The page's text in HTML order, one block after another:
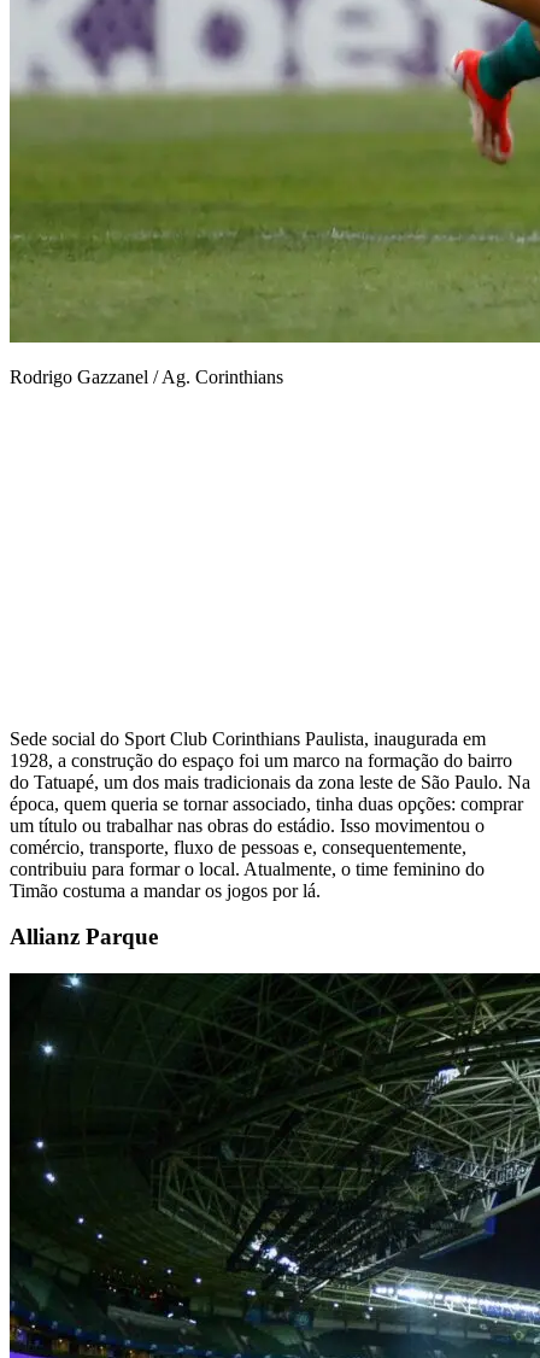
Rodrigo Gazzanel / Ag. Corinthians
Sede social do Sport Club Corinthians Paulista, inaugurada em
1928, a construção do espaço foi um marco na formação do bairro
do Tatuapé, um dos mais tradicionais da zona leste de São Paulo. Na
época, quem queria se tornar associado, tinha duas opções: comprar
um título ou trabalhar nas obras do estádio. Isso movimentou o
comércio, transporte, fluxo de pessoas e, consequentemente,
contribuiu para formar o local. Atualmente, o time feminino do
Timão costuma a mandar os jogos por lá.
Allianz Parque